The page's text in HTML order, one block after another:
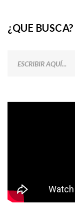
¿QUE BUSCA?